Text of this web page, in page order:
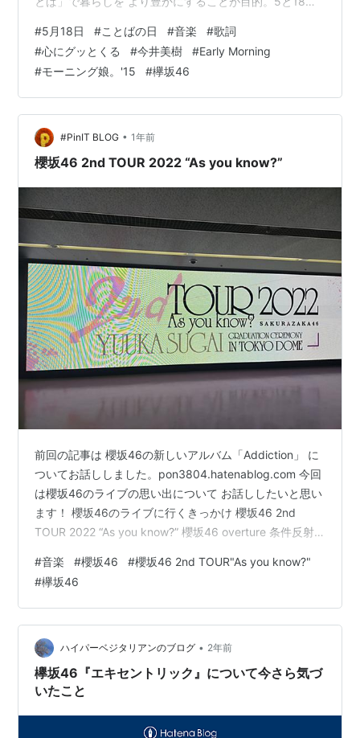
字の「言葉の日」ではなく、 ひらがなの「ことばの日」
としたのには手話や点字など 広い意味での「ことば」を
知ってもらいたい との思いが込められている。参考文
献： ことばの日公式ホームページ-5月18日はことばの日
ことばって 嬉しいことばや悲しいことばと たくさんあり
ますよね。…
#5月18日 #ことばの日 #音楽 #歌詞
#心にグッとくる #今井美樹 #Early Morning
#モーニング娘。'15 #欅坂46
#PinIT BLOG • 1年前
櫻坂46 2nd TOUR 2022 “As you know?”
前回の記事は 櫻坂46の新しいアルバム「Addiction」 に
ついてお話ししました。pon3804.hatenablog.com 今回
は櫻坂46のライブの思い出について お話ししたいと思い
ます！ 櫻坂46のライブに行くきっかけ 櫻坂46 2nd
TOUR 2022 “As you know?” 櫻坂46 overture 条件反射
音 まとめ 櫻坂46のライブに行くきっかけ 自分が櫻坂46
のライブに 行くようになったのが元仕事の同僚が櫻坂の
事を好きで 一緒に行かない？と誘われたのが きっかけで
す。このきっかけで 櫻坂の楽…
#音楽 #櫻坂46 #櫻坂46 2nd TOUR"As you know?"
#欅坂46
ハイパーベジタリアンのブログ • 2年前
欅坂46『エキセントリック』について今さら気づ
いたこと